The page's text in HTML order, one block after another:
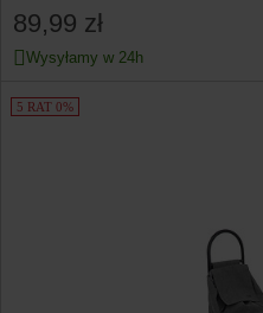
89,99 zł
Wysyłamy w 24h
5 RAT 0%